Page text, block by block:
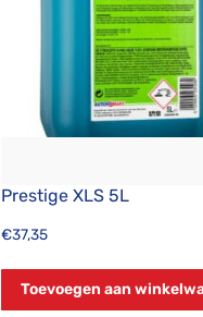
Prestige XLS 5L
€37,35
Toevoegen aan